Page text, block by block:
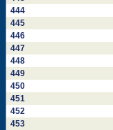
444
445
446
447
448
449
450
451
452
453